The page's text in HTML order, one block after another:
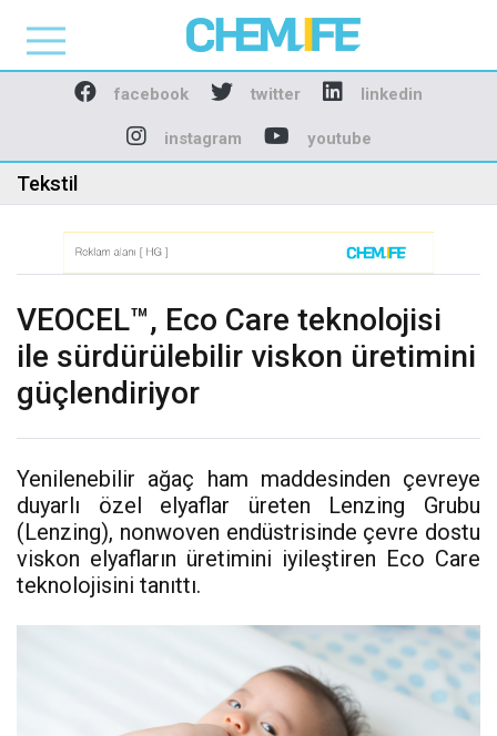
Chemlife - Basılı ve
facebook twitter linkedin
instagram youtube
Tekstil
VEOCEL™, Eco Care teknolojisi
ile sürdürülebilir viskon üretimini
güçlendiriyor
Yenilenebilir ağaç ham maddesinden çevreye
duyarlı özel elyaflar üreten Lenzing Grubu
(Lenzing), nonwoven endüstrisinde çevre dostu
viskon elyafların üretimini iyileştiren Eco Care
teknolojisini tanıttı.